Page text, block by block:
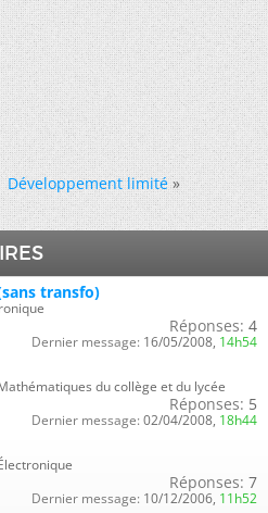
Développement limité »
transfo)
Réponses: 4
Dernier message: 16/05/2008, 14h54
du collège et du lycée
Réponses: 5
Dernier message: 02/04/2008, 18h44
Réponses: 7
Dernier message: 10/12/2006, 11h52